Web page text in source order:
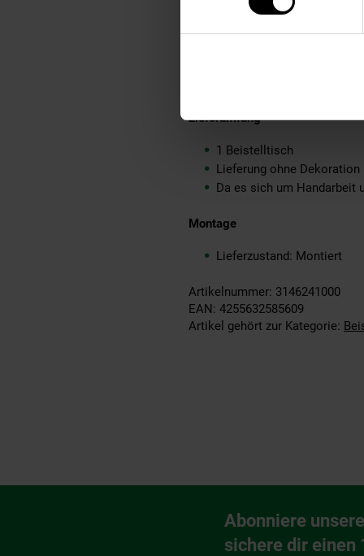
Jeder Tisch ein Unikat
Lieferumfang
1 Beistelltisch
Lieferung ohne Dekoration
Da es sich um Handarbeit
Montage
Lieferzustand: Montiert
Artikelnummer: 3146241000
EAN: 4255632585609
Artikel gehört zur Kategorie:
Newsletter
Abonniere
sichere dir einen